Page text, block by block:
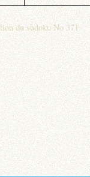
du sudoku No 371